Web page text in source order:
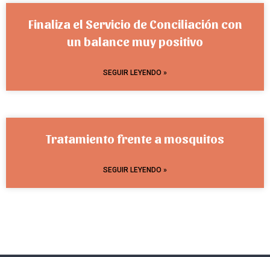
Finaliza el Servicio de Conciliación con
un balance muy positivo
SEGUIR LEYENDO »
Tratamiento frente a mosquitos
SEGUIR LEYENDO »